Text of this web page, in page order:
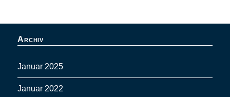
Archiv
Januar 2025
Januar 2022